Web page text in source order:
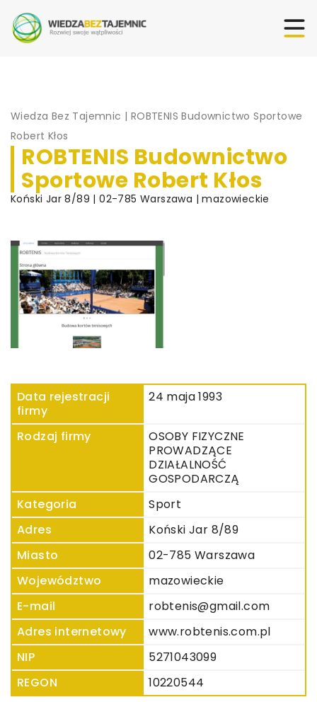
Wiedza Bez Tajemnic | ROBTENIS Budownictwo Sportowe
Robert Kłos
ROBTENIS Budownictwo
Sportowe Robert Kłos
Koński Jar 8/89 | 02-785 Warszawa | mazowieckie
Data rejestracji
firmy
24 maja 1993
Rodzaj firmy
OSOBY FIZYCZNE
PROWADZĄCE
DZIAŁALNOŚĆ
GOSPODARCZĄ
Kategoria
Sport
Adres
Koński Jar 8/89
Miasto
02-785 Warszawa
Województwo
mazowieckie
E-mail
robtenis@gmail.com
Adres internetowy
www.robtenis.com.pl
NIP
5271043099
REGON
10220544